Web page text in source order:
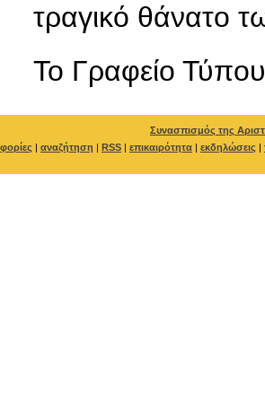
τραγικό θάνατο
To Γραφείο Τύπου
Συνασπισμός της
| αναζήτηση | RSS | επικαιρότητα | εκδηλώσεις |